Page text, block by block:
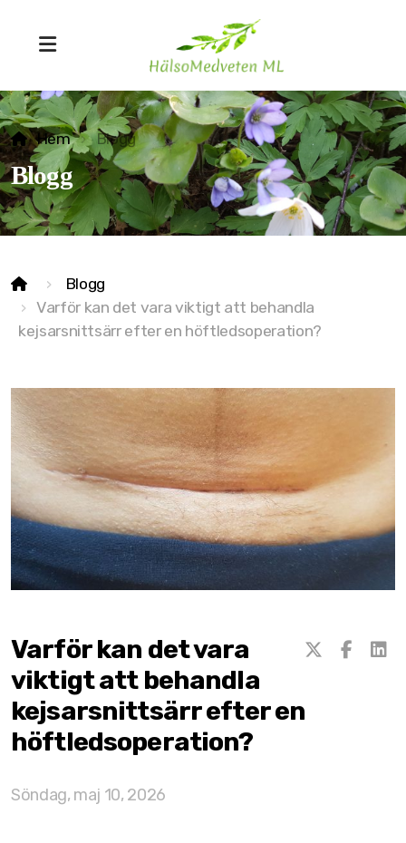
Hem Blogg
Blogg
Blogg
Varför kan det vara viktigt att behandla
kejsarsnittsärr efter en höftledsoperation?
Varför kan det vara
viktigt att behandla
kejsarsnittsärr efter en
höftledsoperation?
Söndag, maj 10, 2026
Bowenterapi
Lifewave ljusterapi
Friskvårdskinesiologi
Flor Essence
Vidafy gurkmeja